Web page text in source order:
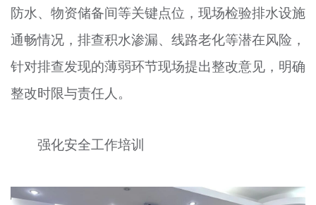
防水、物资储备间等关键点位，现场检验排水设施
通畅情况，排查积水渗漏、线路老化等潜在风险，
针对排查发现的薄弱环节现场提出整改意见，明确
整改时限与责任人。
强化安全工作培训